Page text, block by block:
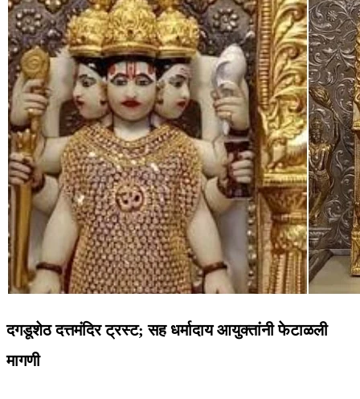
दगडूशेठ दत्तमंदिर ट्रस्ट; सह धर्मादाय आयुक्तांनी फेटाळली
मागणी